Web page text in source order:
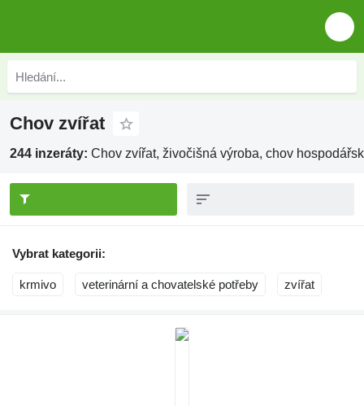
Chov zvířat
244 inzeráty: Chov zvířat, živočišná výroba, chov
Vybrat kategorii:
krmivo veterinární a chovatelské potřeby zvířat